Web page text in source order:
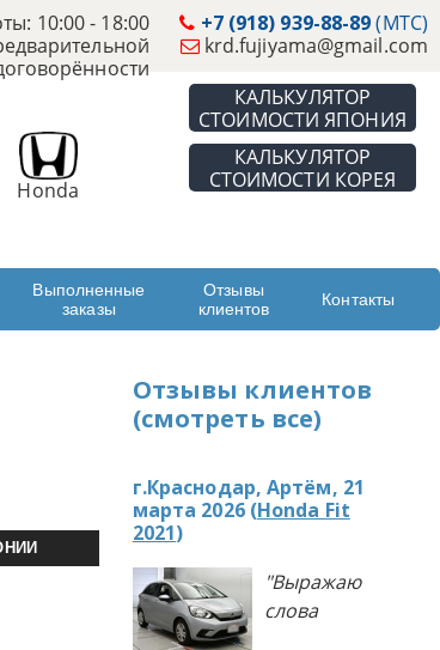
+7 (918) 939-88-89(МТС)
krd.fujiyama@gmail.com
10:00 - 18:00
КАЛЬКУЛЯТОР
СТОИМОСТИ ЯПОНИЯ
КАЛЬКУЛЯТОР
СТОИМОСТИ КОРЕЯ
Honda
Выполненные
заказы
Отзывы
клиентов
Контакты
Отзывы клиентов
(смотреть все)
г.Краснодар, Артём, 21
марта 2026 (Honda Fit
2021)
"Выражаю
слова